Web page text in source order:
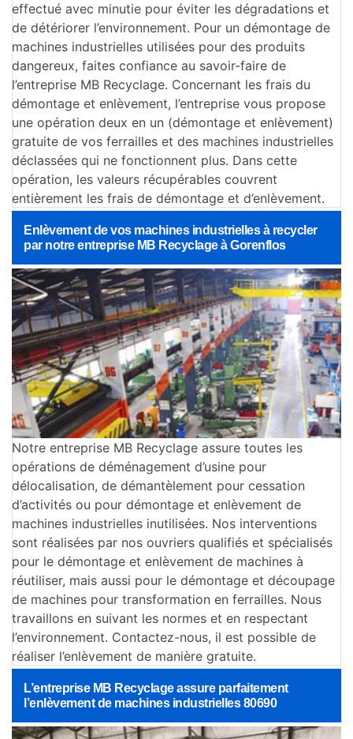
effectué avec minutie pour éviter les dégradations et
de détériorer l’environnement. Pour un démontage de
machines industrielles utilisées pour des produits
dangereux, faites confiance au savoir-faire de
l’entreprise MB Recyclage. Concernant les frais du
démontage et enlèvement, l’entreprise vous propose
une opération deux en un (démontage et enlèvement)
gratuite de vos ferrailles et des machines industrielles
déclassées qui ne fonctionnent plus. Dans cette
opération, les valeurs récupérables couvrent
entièrement les frais de démontage et d’enlèvement.
Enlèvement de vos machines industrielles à recycler
par notre entreprise MB Recyclage à Gorenflos
Notre entreprise MB Recyclage assure toutes les
opérations de déménagement d’usine pour
délocalisation, de démantèlement pour cessation
d’activités ou pour démontage et enlèvement de
machines industrielles inutilisées. Nos interventions
sont réalisées par nos ouvriers qualifiés et spécialisés
pour le démontage et enlèvement de machines à
réutiliser, mais aussi pour le démontage et découpage
de machines pour transformation en ferrailles. Nous
travaillons en suivant les normes et en respectant
l’environnement. Contactez-nous, il est possible de
réaliser l’enlèvement de manière gratuite.
L’entreprise MB Recyclage assure parfaitement
l’enlèvement de machines industrielles 80690